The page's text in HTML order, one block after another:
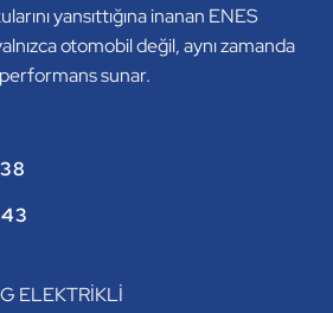
yansıttığına inanan ENES
otomobil değil, aynı zamanda
sunar.
ELEKTRİKLİ